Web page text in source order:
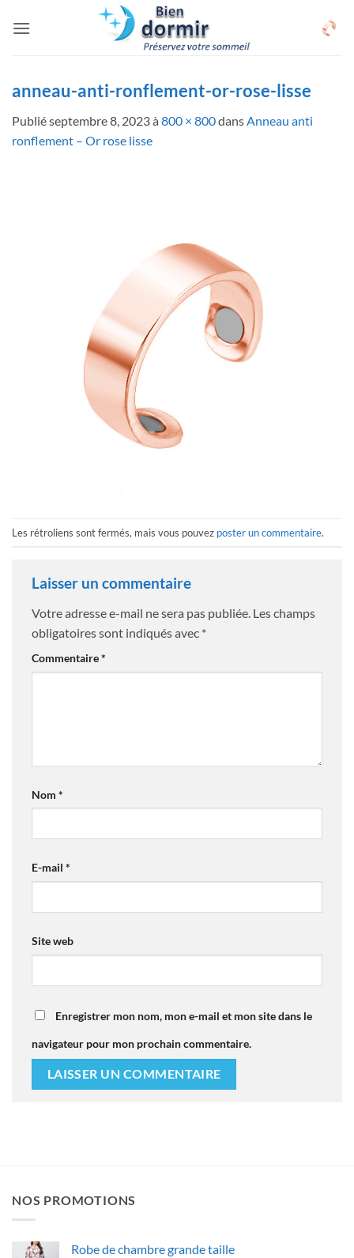
anneau-anti-ronflement-or-rose-lisse
Publiéseptembre 8, 2023à 800 × 800dansAnneau anti
ronflement – Or rose lisse
Les rétroliens sont fermés, mais vous pouvez poster un commentaire.
Laisser un commentaire
Votre adresse e-mail ne sera pas publiée. Les champs
obligatoires sont indiqués avec *
Commentaire*
Nom *
E-mail *
Site web
Enregistrer mon nom, mon e-mail et mon site dans le
navigateur pour mon prochain commentaire.
NOS PROMOTIONS
Robe de chambre grande taille